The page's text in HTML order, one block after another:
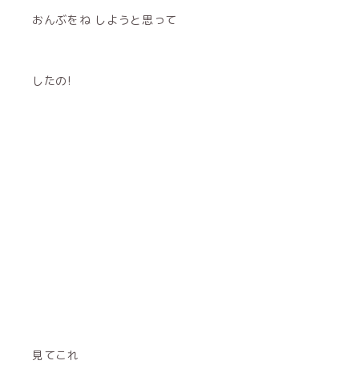
おんぶをね しようと思って
したの!
見てこれ